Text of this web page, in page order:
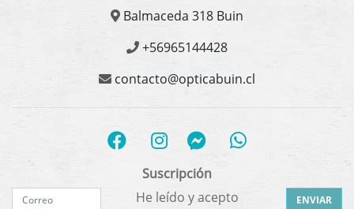
Balmaceda 318 Buin
+56965144428
contacto@opticabuin.cl
Suscripción
He leído y acepto
ENVIAR